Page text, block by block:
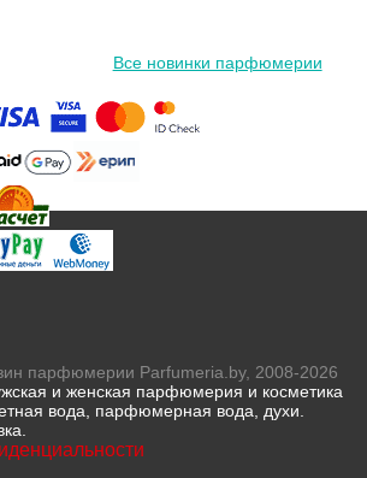
Все новинки парфюмерии
парфюмерии Parfumeria.by, 2008-2026
и женская парфюмерия и косметика
вода, парфюмерная вода, духи.